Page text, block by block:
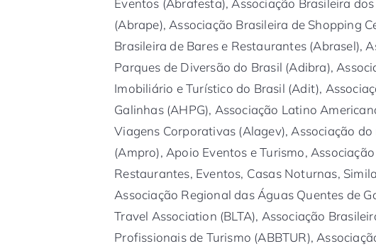
Eventos (Abrafesta), Associação Brasileira
(Abrape), Associação Brasileira de Shopping
Brasileira de Bares e Restaurantes (Abrasel),
Parques de Diversão do Brasil (Adibra),
Imobiliário e Turístico do Brasil (Adit),
Galinhas (AHPG), Associação Latino
Viagens Corporativas (Alagev), Associação
(Ampro), Apoio Eventos e Turismo,
Restaurantes, Eventos, Casas Noturnas,
Associação Regional das Águas Quentes de
Travel Association (BLTA), Associação
Profissionais de Turismo (ABBTUR),